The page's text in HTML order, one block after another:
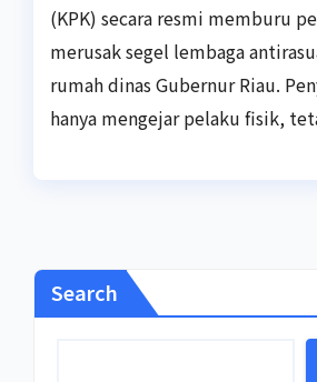
(KPK) secara resmi memburu
merusak segel lembaga
rumah dinas Gubernur Riau.
hanya mengejar pelaku fisik,
Search